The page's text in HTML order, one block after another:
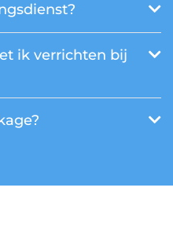
ik verrichten bij